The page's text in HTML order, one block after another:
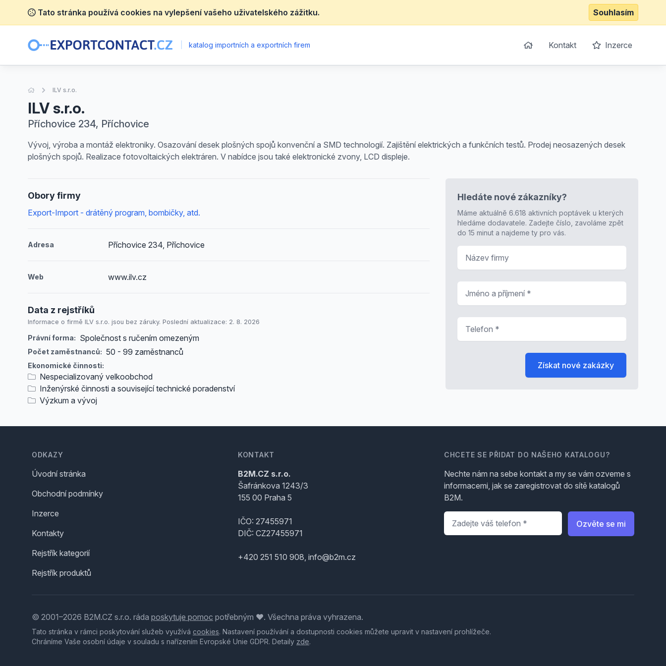
Tato stránka používá cookies na vylepšení vašeho uživatelského zážitku. Souhlasím
katalog importních a exportních firem Kontakt Inzerce
Úvodní stránka
ILV s.r.o.
ILV s.r.o.
Příchovice 234, Příchovice
Vývoj, výroba a montáž elektroniky. Osazování desek plošných spojů konvenční a SMD technologií. Zajištění elektrických a funkčních testů. Prodej neosazených desek
plošných spojů. Realizace fotovoltaických elektráren. V nabídce jsou také elektronické zvony, LCD displeje.
Obory firmy
Export-Import - drátěný program, bombičky, atd.
Adresa Příchovice 234, Příchovice
Web www.ilv.cz
Data z rejstříků
Informace o firmě ILV s.r.o. jsou bez záruky. Poslední aktualizace: 2. 8. 2026
Právní forma: Společnost s ručením omezeným
Počet zaměstnanců: 50 - 99 zaměstnanců
Ekonomické činnosti:
Nespecializovaný velkoobchod
Inženýrské činnosti a související technické poradenství
Výzkum a vývoj
Hledáte nové zákazníky?
Máme aktuálně 6.618 aktivních poptávek u kterých
hledáme dodavatele. Zadejte číslo, zavoláme zpět
do 15 minut a najdeme ty pro vás.
Získat nové zakázky
ODKAZY
Úvodní stránka
Obchodní podmínky
Inzerce
Kontakty
Rejstřík kategorií
Rejstřík produktů
KONTAKT
B2M.CZ s.r.o.
Šafránkova 1243/3
155 00 Praha 5
IČO: 27455971
DIČ: CZ27455971
+420 251 510 908, info@b2m.cz
CHCETE SE PŘIDAT DO NAŠEHO KATALOGU?
Nechte nám na sebe kontakt a my se vám ozveme s
informacemi, jak se zaregistrovat do sítě katalogů
B2M.
Telefon
Ozvěte se mi
© 2001–2026 B2M.CZ s.r.o. ráda poskytuje pomoc potřebným ♥️. Všechna práva vyhrazena.
Tato stránka v rámci poskytování služeb využívá cookies. Nastavení používání a dostupnosti cookies můžete upravit v nastavení prohlížeče.
Chráníme Vaše osobní údaje v souladu s nařízením Evropské Unie GDPR. Detaily zde.